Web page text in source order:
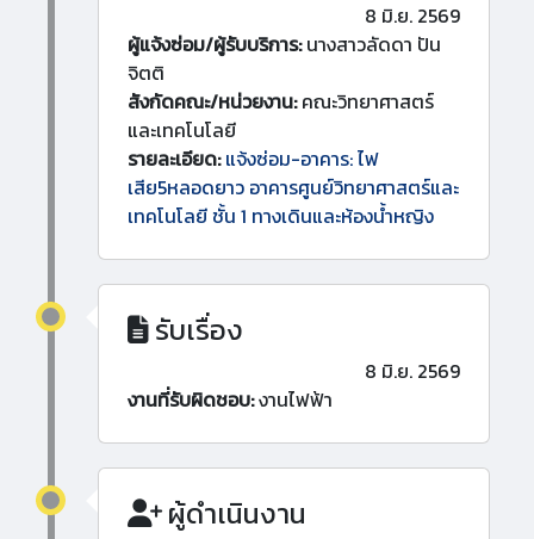
8 มิ.ย. 2569
ผู้แจ้งซ่อม/ผู้รับบริการ:นางสาวลัดดา ปัน
จิตติ
สังกัดคณะ/หน่วยงาน:คณะวิทยาศาสตร์
และเทคโนโลยี
รายละเอียด: แจ้งซ่อม-อาคาร: ไฟ
เสีย5หลอดยาว อาคารศูนย์วิทยาศาสตร์และ
เทคโนโลยี ชั้น 1 ทางเดินและห้องน้ำหญิง
รับเรื่อง
8 มิ.ย. 2569
งานที่รับผิดชอบ:งานไฟฟ้า
ผู้ดำเนินงาน